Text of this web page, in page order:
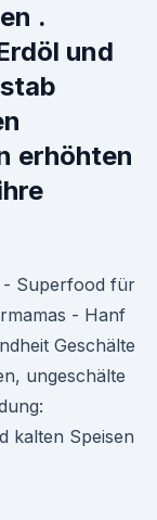
.
und
erhöhten
- Superfood für
- Hanf
Geschälte
ungeschälte
kalten Speisen